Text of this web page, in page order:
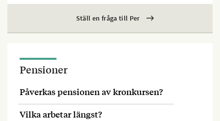
Ställ en fråga till Per
Pensioner
Påverkas pensionen av kronkursen?
Vilka arbetar längst?